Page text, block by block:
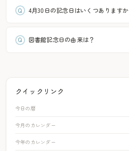
4月30日の記念日はいくつありますか
図書館記念日の由来は？
クイックリンク
今日の暦
今月のカレンダー
今年のカレンダー